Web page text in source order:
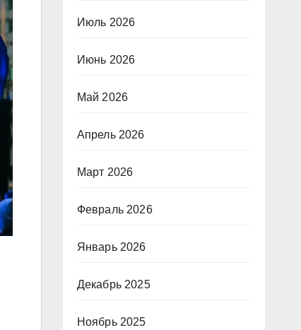
Июль 2026
Июнь 2026
Май 2026
Апрель 2026
Март 2026
Февраль 2026
Январь 2026
Декабрь 2025
Ноябрь 2025